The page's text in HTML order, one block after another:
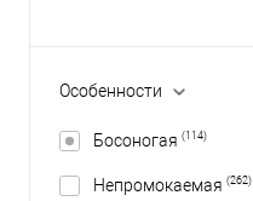
Особенности
Босоногая (114)
Непромокаемая (262)